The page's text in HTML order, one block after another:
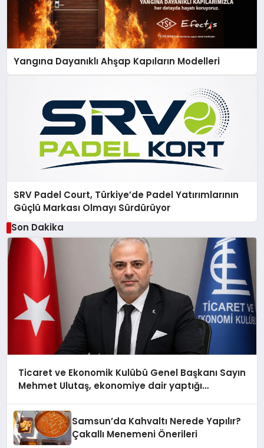
Yangına Dayanıklı Ahşap Kapıların Modelleri
SRV Padel Court, Türkiye’de Padel Yatırımlarının
Güçlü Markası Olmayı Sürdürüyor
Son Dakika
Ticaret ve Ekonomik Kulübü Genel Başkanı Sayın
Mehmet Ulutaş, ekonomiye dair yaptığı
Samsun’da Kahvaltı Nerede Yapılır?
Çakallı Menemeni Önerileri